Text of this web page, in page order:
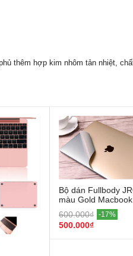
thêm hợp kim nhôm tản nhiệt,
Bộ dán Fullbody
màu Gold Macbook
600.000₫ -17%
500.000₫